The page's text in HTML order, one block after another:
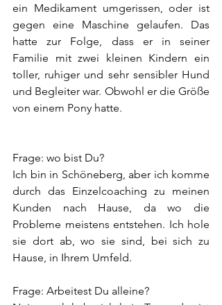
ein Medikament umgerissen, oder ist
gegen eine Maschine gelaufen. Das
hatte zur Folge, dass er in seiner
Familie mit zwei kleinen Kindern ein
toller, ruhiger und sehr sensibler Hund
und Begleiter war. Obwohl er die Größe
von einem Pony hatte.
Frage: wo bist Du?
Ich bin in Schöneberg, aber ich komme
durch das Einzelcoaching zu meinen
Kunden nach Hause, da wo die
Probleme meistens entstehen. Ich hole
sie dort ab, wo sie sind, bei sich zu
Hause, in Ihrem Umfeld.
Frage: Arbeitest Du alleine?